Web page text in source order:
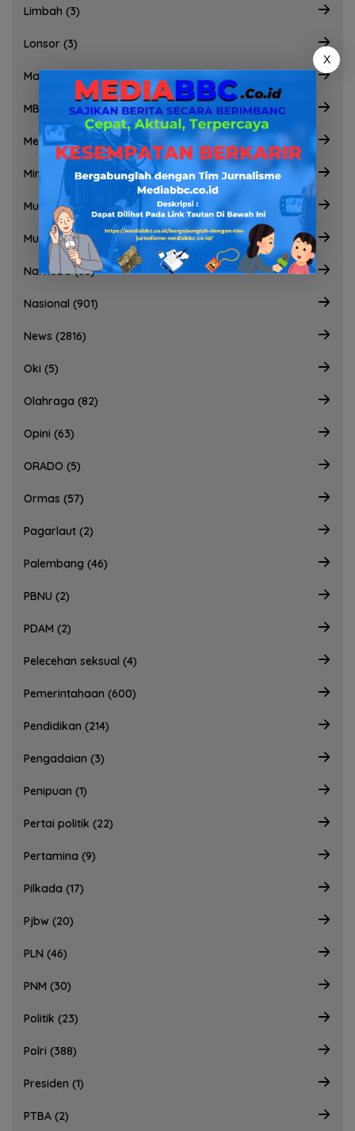
Limbah (3)
Lonsor (3)
Masyarakat terlantar (1)
MBG (28)
Menkopolhukam (1)
Minyak ilegal (14)
Muaraenim (2)
Muba (81)
Narkoba (33)
Nasional (901)
News (2816)
Oki (5)
Olahraga (82)
Opini (63)
ORADO (5)
Ormas (57)
Pagarlaut (2)
Palembang (46)
PBNU (2)
PDAM (2)
Pelecehan seksual (4)
Pemerintahaan (600)
Pendidikan (214)
Pengadaian (3)
Penipuan (1)
Pertai politik (22)
Pertamina (9)
Pilkada (17)
Pjbw (20)
PLN (46)
PNM (30)
Politik (23)
Polri (388)
Presiden (1)
PTBA (2)
X